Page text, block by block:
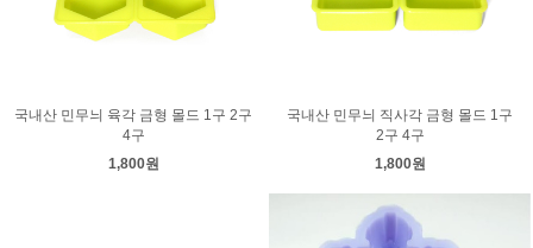
국내산 민무늬 육각 금형 몰드 1구 2구
4구
1,800원
국내산 민무늬 직사각 금형 몰드 1구
2구 4구
1,800원